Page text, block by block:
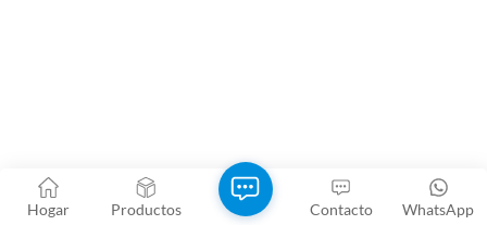
Hogar Productos WhatsApp
Contacto